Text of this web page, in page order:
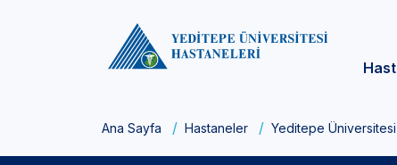
Ana Sayfa Hastaneler Yeditepe